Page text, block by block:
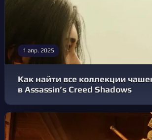
1 апр. 2025
Как найти все коллекции
в Assassin’s Creed Shadows